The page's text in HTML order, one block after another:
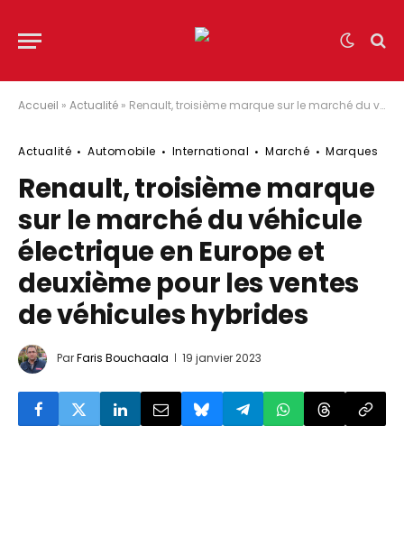
Accueil » Actualité » Renault, troisième marque sur le marché du véhicule électrique en Europe et deuxième pour les ventes de véhicules hybrides
Actualité Automobile International Marché Marques
Renault, troisième marque
sur le marché du véhicule
électrique en Europe et
deuxième pour les ventes
de véhicules hybrides
ParFaris Bouchaala 19 janvier 2023